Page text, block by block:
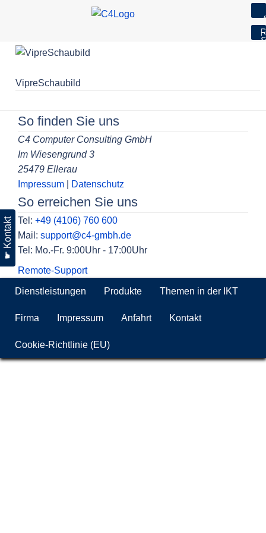
☛ Kontakt
Skip
contentVipreSchaubild
So finden Sie uns
C4 Computer Consulting GmbH
Im Wiesengrund 3
25479 Ellerau
Impressum
Datenschutz
So erreichen Sie uns
Tel: +49 (4106) 760 600
Mail: support@c4-gmbh.de
Tel: Mo.-Fr. 9:00Uhr - 17:00Uhr
Remote-Support
Dienstleistungen Produkte Themen in der IKT
Firma Impressum Anfahrt Kontakt
Cookie-Richtlinie (EU)